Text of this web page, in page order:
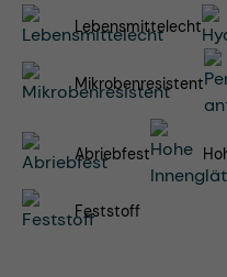
Lebensmittelecht
Mikrobenresistent
Abriebfest
Feststoff